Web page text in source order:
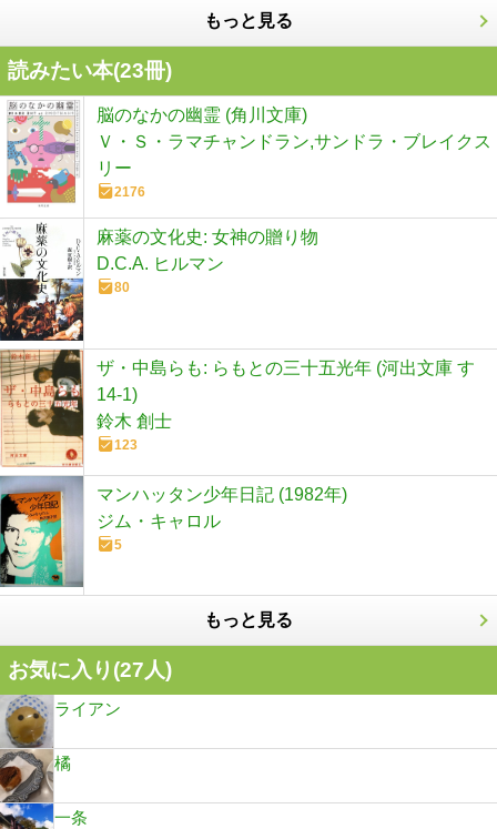
もっと見る
読みたい本(23冊)
脳のなかの幽霊 (角川文庫)
Ｖ・Ｓ・ラマチャンドラン,サンドラ・ブレイクス
リー
2176
麻薬の文化史: 女神の贈り物
D.C.A. ヒルマン
80
ザ・中島らも: らもとの三十五光年 (河出文庫 す
14-1)
鈴木 創士
123
マンハッタン少年日記 (1982年)
ジム・キャロル
5
もっと見る
お気に入り(27人)
ライアン
橘
一条